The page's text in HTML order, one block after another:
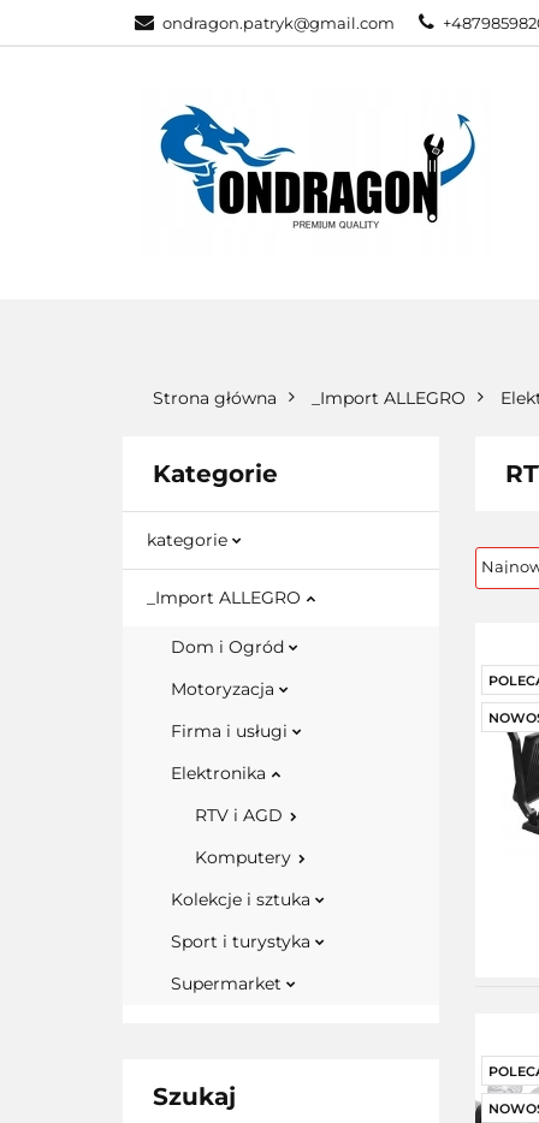
ondragon.patryk@gmail.comKATEGORIE
Strona główna _Import ALLEGRO
Kategorie
kategorie
_Import ALLEGRO
Dom i Ogród
Motoryzacja
Firma i usługi
Elektronika
RTV i AGD
Komputery
Kolekcje i sztuka
Sport i turystyka
Supermarket
Szukaj